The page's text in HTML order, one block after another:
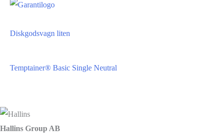
Diskgodsvagn liten
Temptainer® Basic Single Neutral
Hallins Group AB